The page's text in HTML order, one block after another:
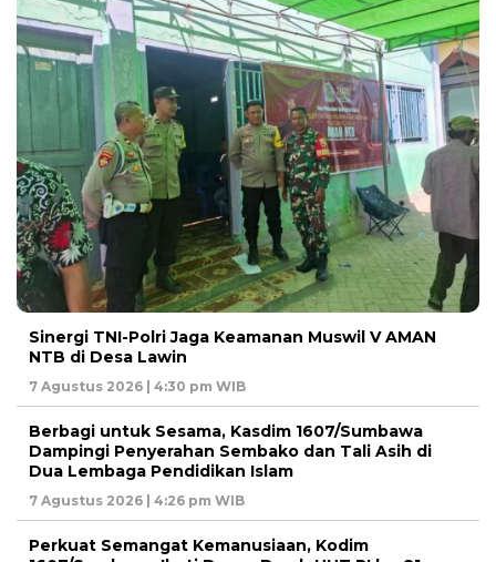
‎Sinergi TNI-Polri Jaga Keamanan Muswil V AMAN
NTB di Desa Lawin
7 Agustus 2026 | 4:30 pm WIB
Berbagi untuk Sesama, Kasdim 1607/Sumbawa
Dampingi Penyerahan Sembako dan Tali Asih di
Dua Lembaga Pendidikan Islam
7 Agustus 2026 | 4:26 pm WIB
Perkuat Semangat Kemanusiaan, Kodim